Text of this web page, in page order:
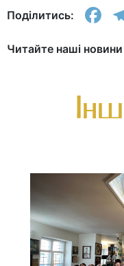
Поділитись:
Читайте наші